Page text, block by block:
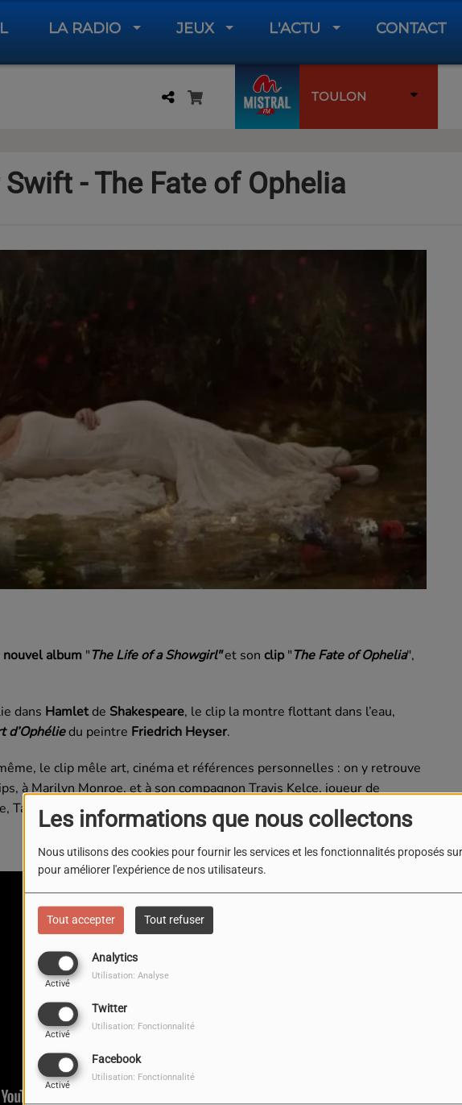
Les informations que nous collectons
Nous utilisons des cookies pour fournir les services et les fonctionnalités proposés
pour améliorer l'expérience de nos utilisateurs.
Tout accepter Tout refuser
Analytics
Activé
Utilisation: Analyse
Twitter
Activé
Utilisation: Fonctionnalité
Facebook
Activé
Utilisation: Fonctionnalité
LA RADIO JEUX L'ACTU CONTACT
TOULON
Swift - The Fate of Ophelia
nouvel album "The Life of a Showgirl"et son clip"The Fate of Ophelia",
dans Hamletde Shakespeare, le clip la montre flottant dans l’eau,
d’Ophéliedu peintre Friedrich Heyser.
le clip mêle art, cinéma et références personnelles : on y retrouve
à Marilyn Monroe, et à son compagnon Travis Kelce, joueur de
Taylor Swift transforme une histoire tragique en hymne moderne à la